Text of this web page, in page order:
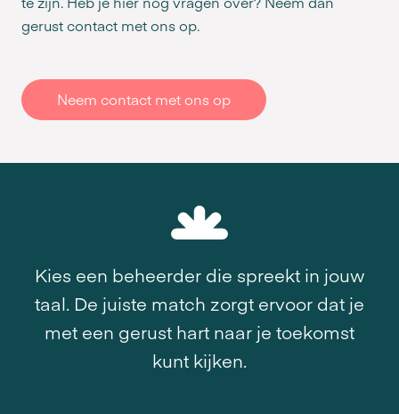
gerust contact met ons op.
Neem contact met ons op
Kies een beheerder die spreekt in jouw
taal. De juiste match zorgt ervoor dat je
met een gerust hart naar je toekomst
kunt kijken.